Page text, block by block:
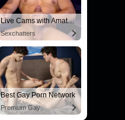
Live Cams with Amateur Men
Sexchatters
Live Cams with Amateur Men
Sexchatters
Best Gay Porn Network
Premium Gay